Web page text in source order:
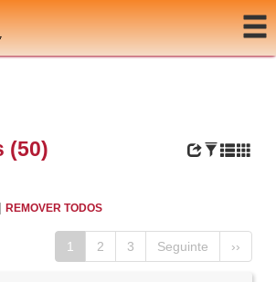
(50)
|REMOVER TODOS
1 2 3 Seguinte ››